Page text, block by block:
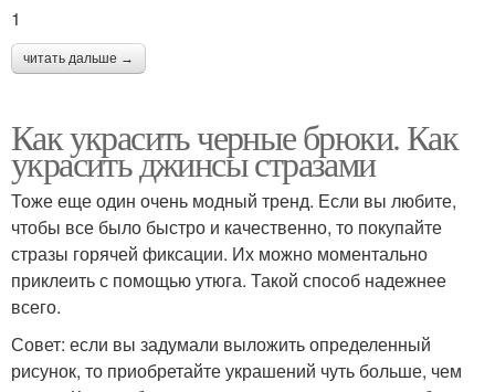
1
читать дальше →
Как украсить черные брюки. Как
украсить джинсы стразами
Тоже еще один очень модный тренд. Если вы любите,
чтобы все было быстро и качественно, то покупайте
стразы горячей фиксации. Их можно моментально
приклеить с помощью утюга. Такой способ надежнее
всего.
Совет: если вы задумали выложить определенный
рисунок, то приобретайте украшений чуть больше, чем